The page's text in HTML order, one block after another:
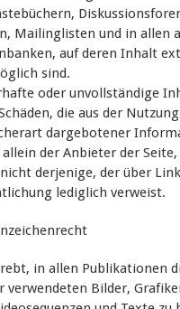
Mailinglisten und in allen
auf deren Inhalt
sind.
oder unvollständige
die aus der
dargebotener
der Anbieter der Seite,
derjenige, der über
lediglich verweist.
in allen Publikationen
verwendeten Bilder,